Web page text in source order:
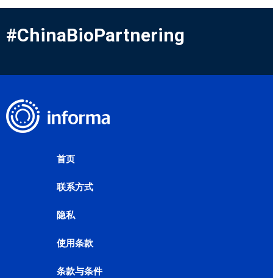
#ChinaBioPartnering
首页
联系方式
隐私
使用条款
条款与条件